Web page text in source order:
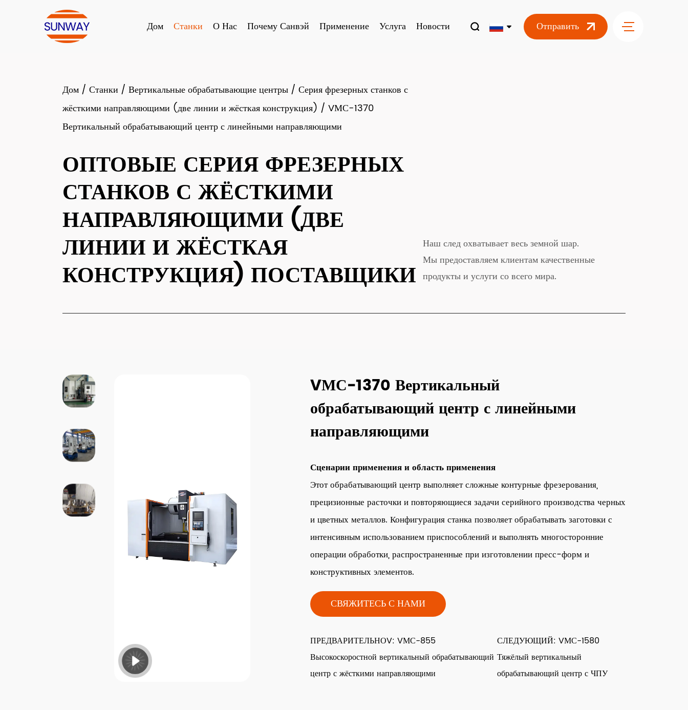
Дом Станки О Нас Почему Санвэй Применение Услуга Новости Отправить
Дом / Станки / Вертикальные обрабатывающие центры / Серия фрезерных станков с
жёсткими направляющими (две линии и жёсткая конструкция) / VМС-1370
Вертикальный обрабатывающий центр с линейными направляющими
ОПТОВЫЕ СЕРИЯ ФРЕЗЕРНЫХ
СТАНКОВ С ЖЁСТКИМИ
НАПРАВЛЯЮЩИМИ (ДВЕ
ЛИНИИ И ЖЁСТКАЯ
КОНСТРУКЦИЯ) ПОСТАВЩИКИ
Наш след охватывает весь земной шар.
Мы предоставляем клиентам качественные
продукты и услуги со всего мира.
VМС-1370 Вертикальный
обрабатывающий центр с линейными
направляющими
Сценарии применения и область применения
Этот обрабатывающий центр выполняет сложные контурные фрезерования,
прецизионные расточки и повторяющиеся задачи серийного производства черных
и цветных металлов. Конфигурация станка позволяет обрабатывать заготовки с
интенсивным использованием приспособлений и выполнять многосторонние
операции обработки, распространенные при изготовлении пресс-форм и
конструктивных элементов.
СВЯЖИТЕСЬ С НАМИ
ПРЕДВАРИТЕЛЬНОV: VМС-855
Высокоскоростной вертикальный обрабатывающий
центр с жёсткими направляющими
СЛЕДУЮЩИЙ: VМС-1580
Тяжёлый вертикальный
обрабатывающий центр с ЧПУ